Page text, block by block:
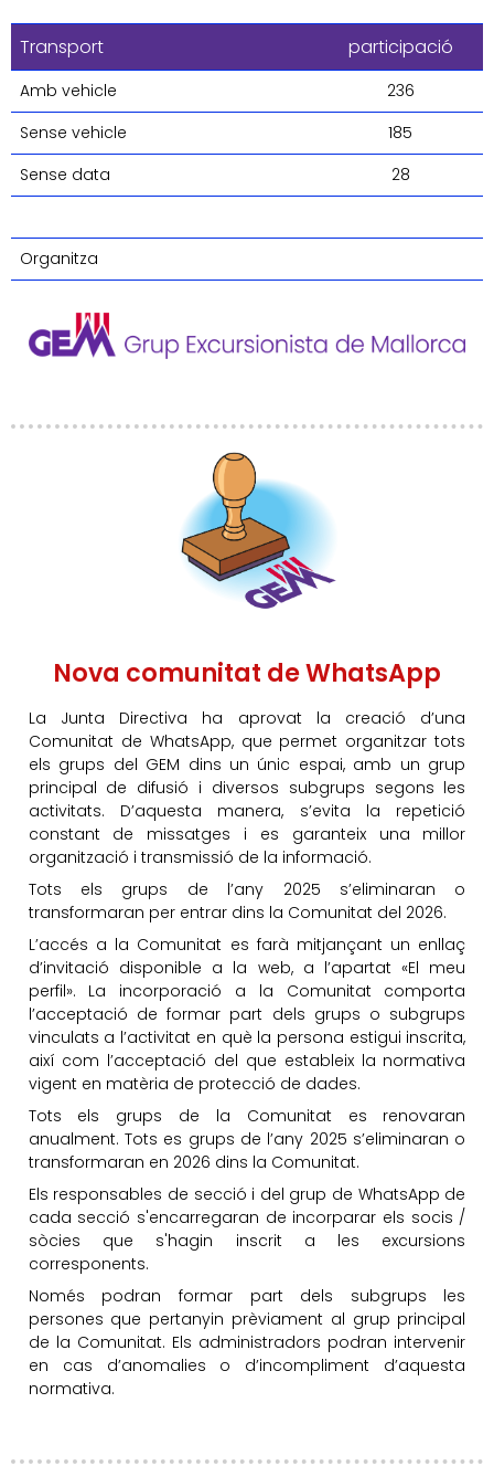
Transport participació
Amb vehicle
236
Sense vehicle
185
Sense data
28
Organitza
Nova comunitat de WhatsApp
La Junta Directiva ha aprovat la creació d’una
Comunitat de WhatsApp, que permet organitzar tots
els grups del GEM dins un únic espai, amb un grup
principal de difusió i diversos subgrups segons les
activitats. D’aquesta manera, s’evita la repetició
constant de missatges i es garanteix una millor
organització i transmissió de la informació.
Tots els grups de l’any 2025 s’eliminaran o
transformaran per entrar dins la Comunitat del 2026.
L’accés a la Comunitat es farà mitjançant un enllaç
d’invitació disponible a la web, a l’apartat «El meu
perfil». La incorporació a la Comunitat comporta
l’acceptació de formar part dels grups o subgrups
vinculats a l’activitat en què la persona estigui inscrita,
així com l’acceptació del que estableix la normativa
vigent en matèria de protecció de dades.
Tots els grups de la Comunitat es renovaran
anualment. Tots es grups de l’any 2025 s’eliminaran o
transformaran en 2026 dins la Comunitat.
Els responsables de secció i del grup de WhatsApp de
cada secció s'encarregaran de incorparar els socis /
sòcies que s'hagin inscrit a les excursions
corresponents.
Només podran formar part dels subgrups les
persones que pertanyin prèviament al grup principal
de la Comunitat. Els administradors podran intervenir
en cas d’anomalies o d’incompliment d’aquesta
normativa.